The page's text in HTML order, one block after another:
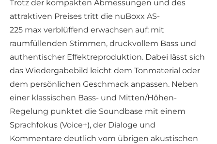
Trotz der kompakten Abmessungen und des
attraktiven Preises tritt die nuBoxx AS-
225 max verblüffend erwachsen auf: mit
raumfüllenden Stimmen, druckvollem Bass und
authentischer Effektreproduktion. Dabei lässt sich
das Wiedergabebild leicht dem Tonmaterial oder
dem persönlichen Geschmack anpassen. Neben
einer klassischen Bass- und Mitten/Höhen-
Regelung punktet die Soundbase mit einem
Sprachfokus (Voice+), der Dialoge und
Kommentare deutlich vom übrigen akustischen